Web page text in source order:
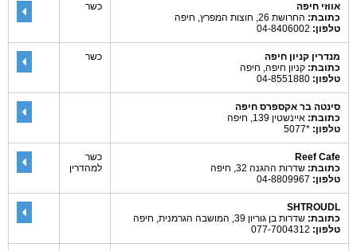
אווזי חיפה
כתובת: החרושת 26, חוצות המפרץ, חיפה
טלפון:
כשר
מנדרין קניון חיפה
כתובת: קניון חיפה, חיפה
טלפון:
כשר
סינטה בר אקספרס חיפה
כתובת: איינשטין 139, חיפה
טלפון: *5077
Reef Cafe
כתובת: שדרות ההגנה 32, חיפה
טלפון:
כשר
למהדרין
SHTROUDL
כתובת: שדרות בן גוריון 39, המושבה הגרמנית, חיפה
טלפון: